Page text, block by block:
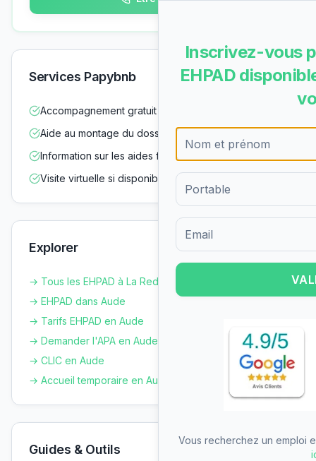
Services Papybnb
Accompagnement gratuit dans vos démarches
Aide au montage du dossier d'admission
Information sur les aides financières
Visite virtuelle si disponible
Explorer
→ Tous les EHPAD à La Redorte
→ EHPAD dans Aude
→ Tarifs EHPAD en Aude
→ Demander l'APA en Aude
→ CLIC en Aude
→ Accueil temporaire en Aude
Guides & Outils
Inscrivez-vous
EHPAD
Formulaire d'inscription pour
Vous recherchez un emploi